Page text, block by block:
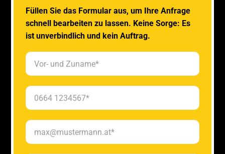
Füllen Sie das Formular aus, um Ihre Anfrage
schnell bearbeiten zu lassen. Keine Sorge: Es
ist unverbindlich und kein Auftrag.